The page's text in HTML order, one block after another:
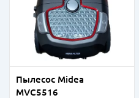
Пылесос Midea
MVC5516